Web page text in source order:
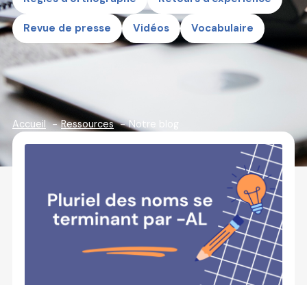
Revue de presse Vidéos Vocabulaire
Accueil Ressources Notre blog